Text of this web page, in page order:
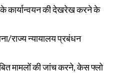
कार्यान्वयन की देखरेख करने के
राज्य न्यायालय प्रबंधन
मामलों की जांच करने, केस फ्लो